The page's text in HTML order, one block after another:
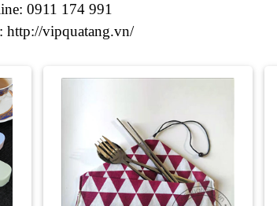
0911 174 991
http://vipquatang.vn/